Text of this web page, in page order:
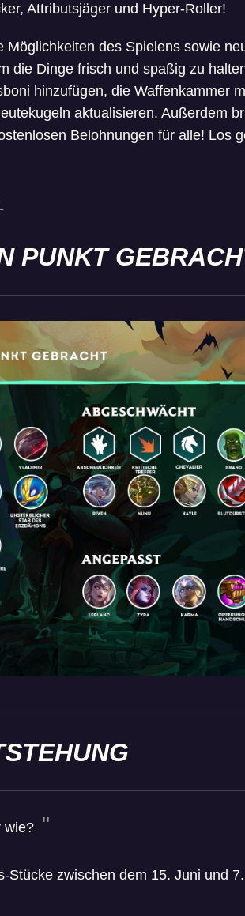
Attributsjäger und Hyper-Roller!
Möglichkeiten des Spielens sowie
die Dinge frisch und spaßig zu
hinzufügen, die Waffenkammer
aktualisieren. Außerdem
Belohnungen für alle! Los
PUNKT
wie?
Stücke zwischen dem 15. Juni und